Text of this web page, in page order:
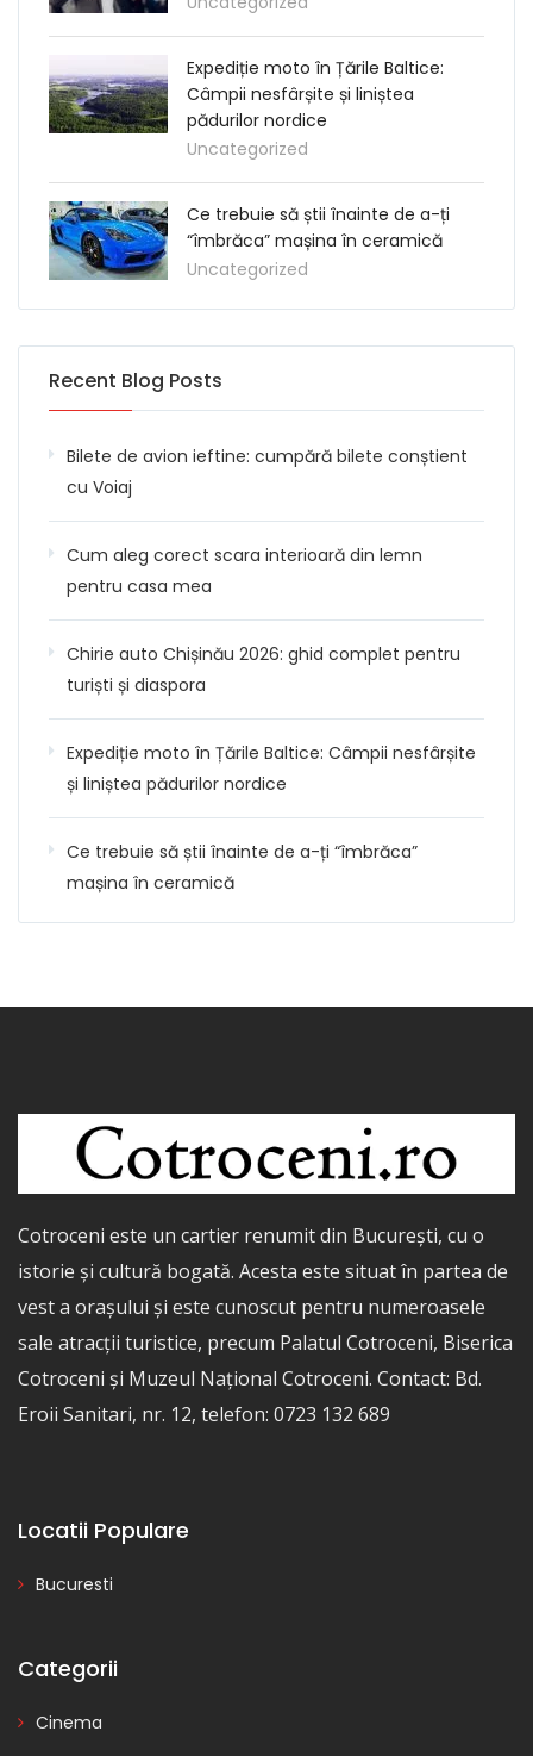
Expediție moto în Țările Baltice:
Câmpii nesfârșite și liniștea
pădurilor nordice
Uncategorized
Ce trebuie să știi înainte de a-ți
“îmbrăca” mașina în ceramică
Uncategorized
Recent Blog Posts
Bilete de avion ieftine: cumpără bilete conștient
cu Voiaj
Cum aleg corect scara interioară din lemn
pentru casa mea
Chirie auto Chișinău 2026: ghid complet pentru
turiști și diaspora
Expediție moto în Țările Baltice: Câmpii nesfârșite
și liniștea pădurilor nordice
Ce trebuie să știi înainte de a-ți “îmbrăca”
mașina în ceramică
Cotroceni este un cartier renumit din București, cu o
istorie și cultură bogată. Acesta este situat în partea de
vest a orașului și este cunoscut pentru numeroasele
sale atracții turistice, precum Palatul Cotroceni, Biserica
Cotroceni și Muzeul Național Cotroceni. Contact: Bd.
Eroii Sanitari, nr. 12, telefon: 0723 132 689
Locatii Populare
Bucuresti
Categorii
Cinema